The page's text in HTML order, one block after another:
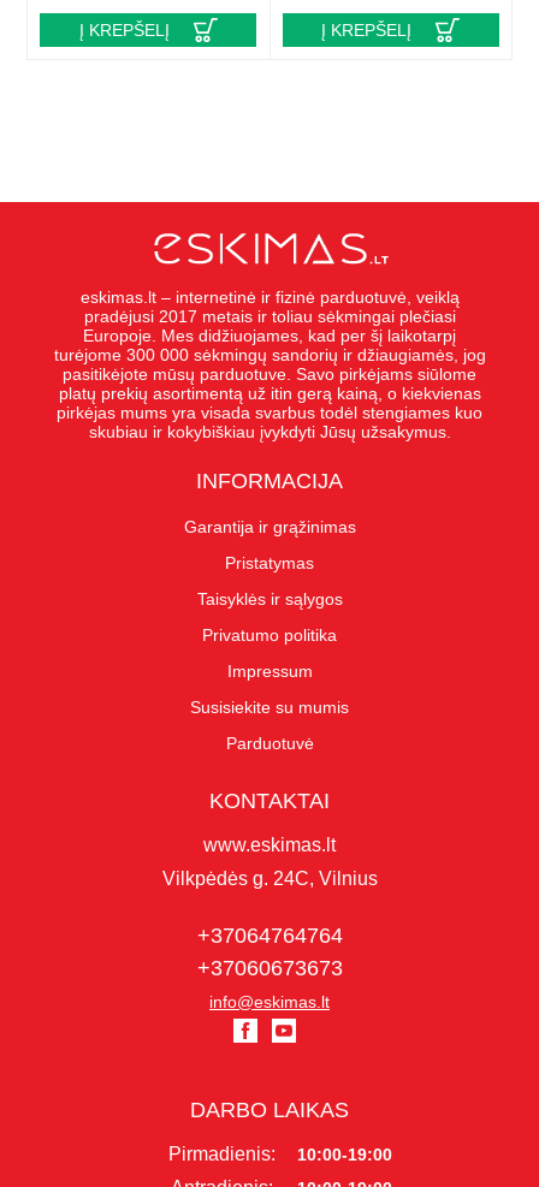
Į KREPŠELĮ Į KREPŠELĮ
eskimas.lt – internetinė ir fizinė parduotuvė, veiklą
pradėjusi 2017 metais ir toliau sėkmingai plečiasi
Europoje. Mes didžiuojames, kad per šį laikotarpį
turėjome 300 000 sėkmingų sandorių ir džiaugiamės, jog
pasitikėjote mūsų parduotuve. Savo pirkėjams siūlome
platų prekių asortimentą už itin gerą kainą, o kiekvienas
pirkėjas mums yra visada svarbus todėl stengiames kuo
skubiau ir kokybiškiau įvykdyti Jūsų užsakymus.
INFORMACIJA
Garantija ir grąžinimas
Pristatymas
Taisyklės ir sąlygos
Privatumo politika
Impressum
Susisiekite su mumis
Parduotuvė
KONTAKTAI
www.eskimas.lt
Vilkpėdės g. 24C, Vilnius
+37064764764
+37060673673
info@eskimas.lt
DARBO LAIKAS
Pirmadienis: 10:00-19:00